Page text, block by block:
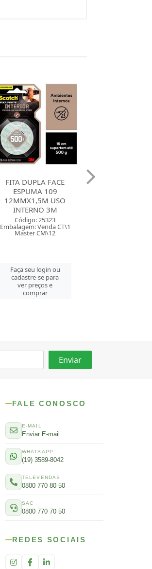
FITA DUPLA FACE
ESPUMA 113
24MMX1,5M USO
INTERNO
Código: 25327
Embalagem: Venda CT\1
Master CM\12
Faça seu login ou
cadastre-se para
ver preços e
comprar
FALE CONOSCO
E-MAIL
Enviar E-mail
WHATSAPP
(19) 3589-8042
TELEVENDAS
0800 770 80 50
SAC
0800 770 70 50
REDES SOCIAIS